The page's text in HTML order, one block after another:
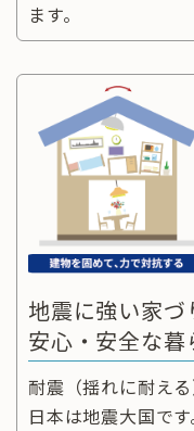
ます。
地震に強い家づ
安心・安全な
耐震（揺れに耐え
日本は地震大国で